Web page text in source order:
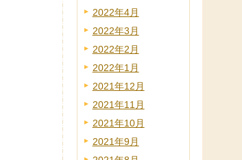
2022年4月
2022年3月
2022年2月
2022年1月
2021年12月
2021年11月
2021年10月
2021年9月